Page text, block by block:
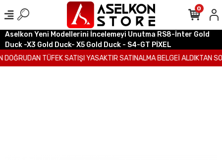
Aselkon Yeni Modellerini İncelemeyi Unutma RS8-İnter Gold
Duck -X3 Gold Duck- X5 Gold Duck - S4-GT PİXEL
TÜFEK SATIŞI YASAKTIR SATINALMA BELGEİ ALDIKTAN
0